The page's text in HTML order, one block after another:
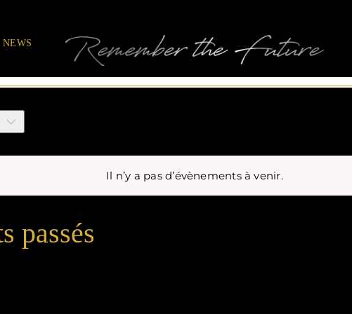
NEWS
Il n’y a pas d’évènements à venir.
passés